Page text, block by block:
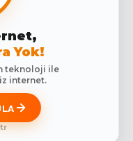
Yok!
teknoloji ile
internet.